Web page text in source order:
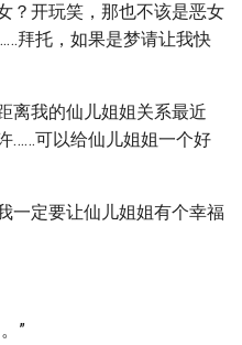
？开玩笑，那也不该是恶女
拜托，如果是梦请让我快
离我的仙儿姐姐关系最近
……可以给仙儿姐姐一个好
一定要让仙儿姐姐有个幸福
”